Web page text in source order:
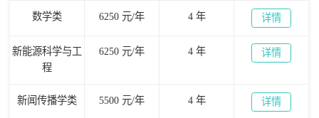
数学类 6250 元/年 4 年 详情
新能源科学与工
程
6250 元/年 4 年 详情
新闻传播学类 5500 元/年 4 年 详情